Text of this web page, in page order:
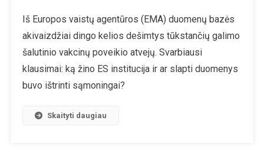
EMA
Duomenų
Iš Europos vaistų agentūros (EMA) duomenų bazės
akivaizdžiai dingo kelios dešimtys tūkstančių galimo
šalutinio vakcinų poveikio atvejų. Svarbiausi
klausimai: ką žino ES institucija ir ar slapti duomenys
buvo ištrinti sąmoningai?
Skaityti daugiau